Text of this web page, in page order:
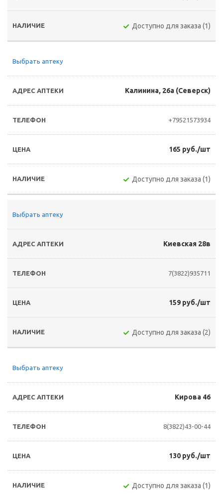
Доступно для заказа (1)
Выбрать аптеку
Калинина, 26а (Северск)
+79521573934
165 руб./шт
Доступно для заказа (1)
Выбрать аптеку
Киевская 28в
7(3822)935711
159 руб./шт
Доступно для заказа (2)
Выбрать аптеку
Кирова 46
8(3822)43-00-44
130 руб./шт
Доступно для заказа (1)